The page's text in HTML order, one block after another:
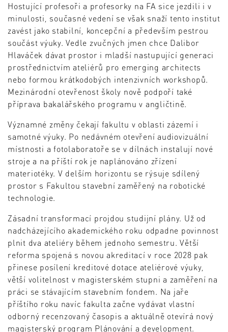
Hostující profesoři a profesorky na FA sice jezdili i v
minulosti, současné vedení se však snaží tento institut
zavést jako stabilní, koncepční a především pestrou
součást výuky. Vedle zvučných jmen chce Dalibor
Hlaváček dávat prostor i mladší nastupující generaci
prostřednictvím ateliérů pro emerging architects
nebo formou krátkodobých intenzivních workshopů.
Mezinárodní otevřenost školy nově podpoří také
příprava bakalářského programu v angličtině.
Významné změny čekají fakultu v oblasti zázemí i
samotné výuky. Po nedávném otevření audiovizuální
místnosti a fotolaboratoře se v dílnách instalují nové
stroje a na příští rok je naplánováno zřízení
materiotéky. V delším horizontu se rýsuje sdílený
prostor s Fakultou stavební zaměřený na robotické
technologie.
Zásadní transformací projdou studijní plány. Už od
nadcházejícího akademického roku odpadne povinnost
plnit dva ateliéry během jednoho semestru. Větší
reforma spojená s novou akreditací v roce 2028 pak
přinese posílení kreditové dotace ateliérové výuky,
větší volitelnost v magisterském stupni a zaměření na
práci se stávajícím stavebním fondem. Na jaře
příštího roku navíc fakulta začne vydávat vlastní
odborný recenzovaný časopis a aktuálně otevírá nový
magisterský program Plánování a development.